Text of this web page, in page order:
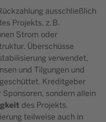
ausschließlich
Projekts, z. B.
Strom oder
Überschüsse
verwendet,
und Tilgungen und
Kreditgeber
sondern allein
des Projekts.
teilweise auch in